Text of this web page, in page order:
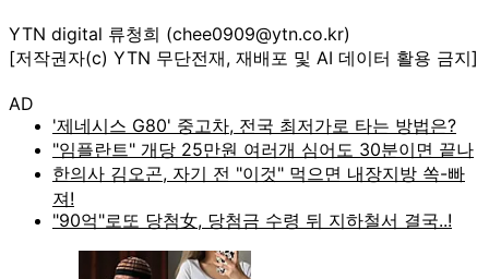
YTN digital 류청희 (chee0909@ytn.co.kr)
[저작권자(c) YTN 무단전재, 재배포 및 AI 데이터 활용 금지]
AD